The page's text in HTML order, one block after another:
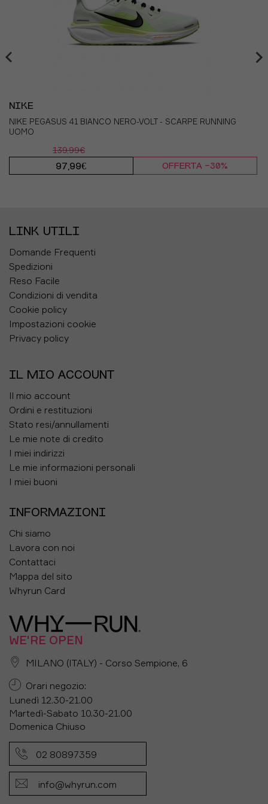
NIKE
NIKE PEGASUS 41 BIANCO NERO-VOLT - SCARPE RUNNING
UOMO
139,99€
97,99€ OFFERTA -30%
LINK UTILI
Domande Frequenti
Spedizioni
Reso Facile
Condizioni di vendita
Cookie policy
Impostazioni cookie
Privacy policy
IL MIO ACCOUNT
Il mio account
Ordini e restituzioni
Stato resi/annullamenti
Le mie note di credito
I miei indirizzi
Le mie informazioni personali
I miei buoni
INFORMAZIONI
Chi siamo
Lavora con noi
Contattaci
Mappa del sito
Whyrun Card
WE'RE OPEN
MILANO (ITALY) - Corso Sempione, 6
Orari negozio:
Lunedì 12.30-21.00
Martedì-Sabato 10.30-21.00
Domenica Chiuso
02 80897359
info@whyrun.com